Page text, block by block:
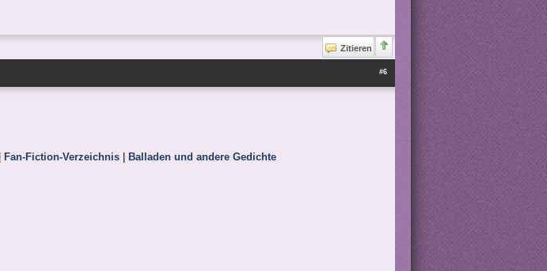
Zitieren
#6
Fan-Fiction-Verzeichnis| Balladen und andere Gedichte